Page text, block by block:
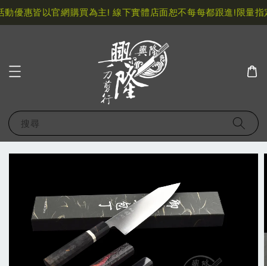
優惠皆以官網購買為主! 線下實體店面恕不每每都跟進!限量指
搜尋